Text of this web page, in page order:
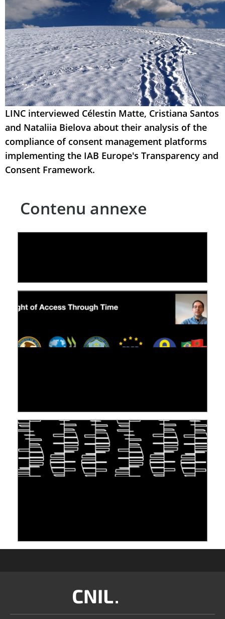
LINC interviewed Célestin Matte, Cristiana Santos
and Nataliia Bielova about their analysis of the
compliance of consent management platforms
implementing the IAB Europe's Transparency and
Consent Framework.
Contenu annexe
Image